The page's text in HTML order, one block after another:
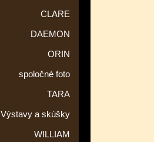
CLARE
DAEMON
ORIN
spoločné foto
TARA
Výstavy a skúšky
WILLIAM